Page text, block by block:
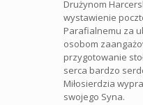
Drużynom
wystawienie
Parafialnemu za
osobom
przygotowanie
serca bardzo
Miłosierdzia
swojego Syna.